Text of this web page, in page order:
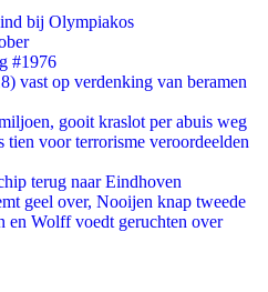
bij Olympiakos
#1976
vast op verdenking van beramen
gooit kraslot per abuis weg
tien voor terrorisme veroordeelden
terug naar Eindhoven
geel over, Nooijen knap tweede
en Wolff voedt geruchten over